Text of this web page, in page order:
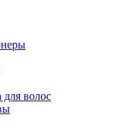
для волос